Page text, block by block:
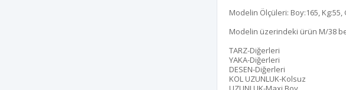
Modelin Ölçüleri: Boy:165, Kg:55,
Modelin üzerindeki ürün M/38
TARZ-Diğerleri
YAKA-Diğerleri
DESEN-Diğerleri
KOL UZUNLUK-Kolsuz